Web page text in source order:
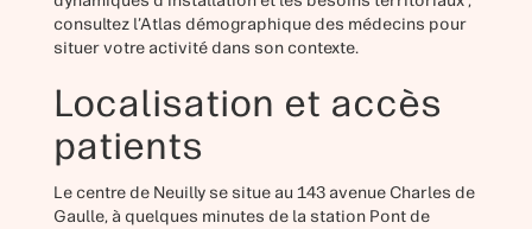
consultez l’Atlas démographique des médecins pour
situer votre activité dans son contexte.
Localisation et accès
patients
Le centre de Neuilly se situe au 143 avenue Charles de
Gaulle, à quelques minutes de la station Pont de